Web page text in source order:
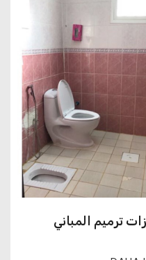
ترميم المباني